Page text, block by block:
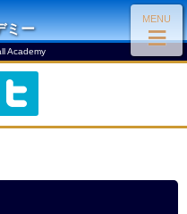
ミー
Academy
MENU
≡